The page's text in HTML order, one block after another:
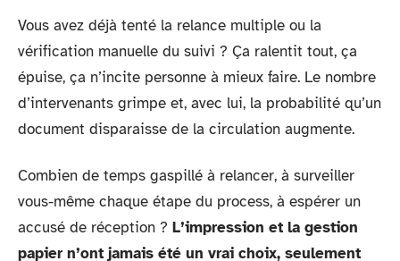
Vous avez déjà tenté la relance multiple ou la
vérification manuelle du suivi ? Ça ralentit tout, ça
épuise, ça n’incite personne à mieux faire. Le nombre
d’intervenants grimpe et, avec lui, la probabilité qu’un
document disparaisse de la circulation augmente.
Combien de temps gaspillé à relancer, à surveiller
vous-même chaque étape du process, à espérer un
accusé de réception ? L’impression et la gestion
papier n’ont jamais été un vrai choix, seulement